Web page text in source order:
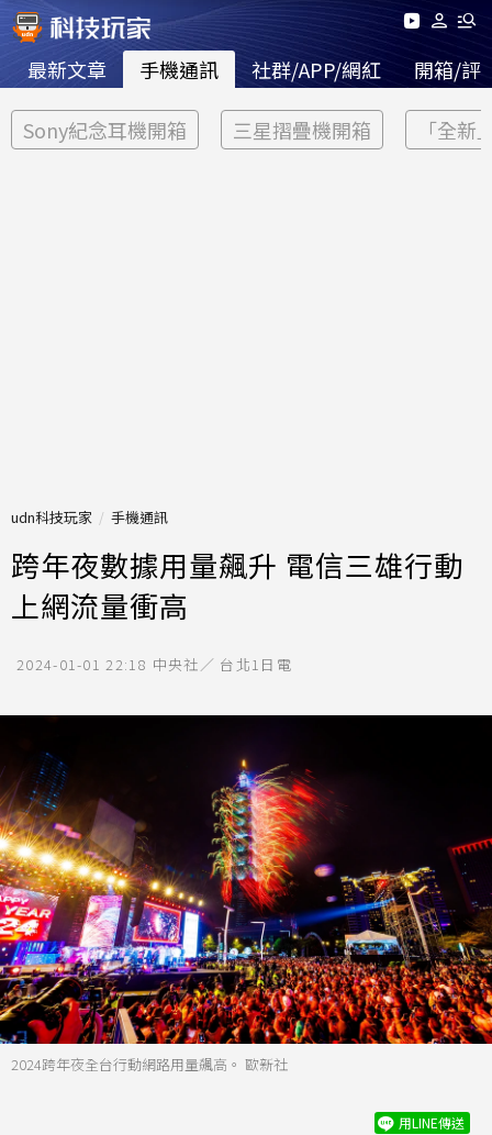
最新文章 手機通訊 社群/APP/網紅 開箱/評
Sony紀念耳機開箱 三星摺疊機開箱 「全新
udn科技玩家 手機通訊
跨年夜數據用量飆升 電信三雄行動
上網流量衝高
2024-01-01 22:18 中央社／ 台北1日電
2024跨年夜全台行動網路用量飆高。 歐新社
用LINE傳送